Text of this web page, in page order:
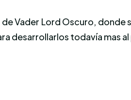
Vader Lord Oscuro, donde
desarrollarlos todavía mas